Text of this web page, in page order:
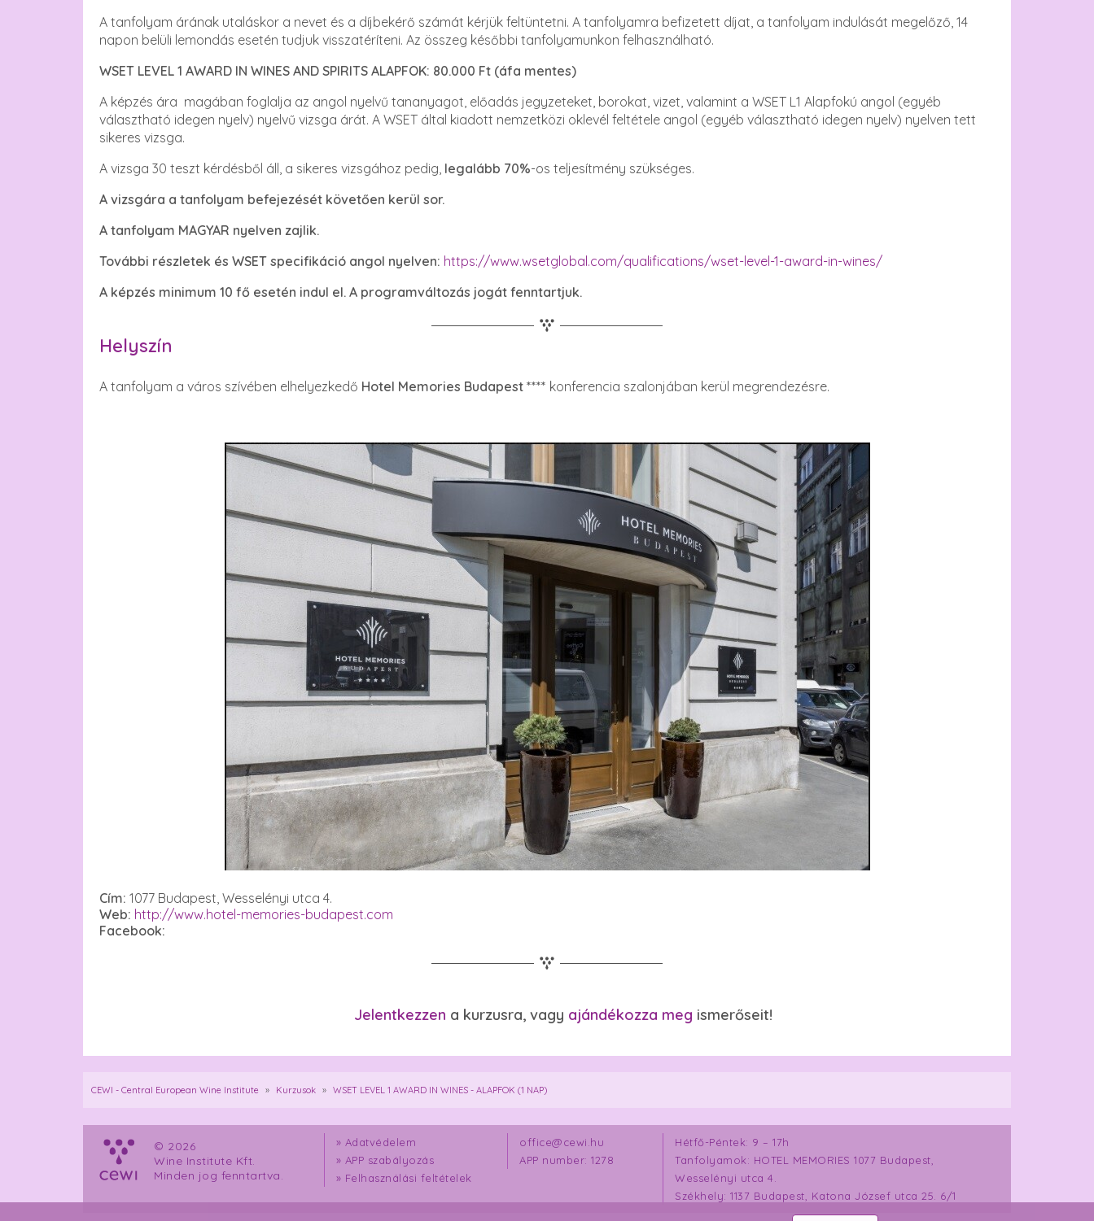
A tanfolyam árának utaláskor a nevet és a díjbekérő számát kérjük feltüntetni. A tanfolyamra befizetett díjat, a tanfolyam indulását megelőző, 14
napon belüli lemondás esetén tudjuk visszatéríteni. Az összeg későbbi tanfolyamunkon felhasználható.
WSET LEVEL 1 AWARD IN WINES AND SPIRITS ALAPFOK: 80.000 Ft (áfa mentes)
A képzés ára magában foglalja az angol nyelvű tananyagot, előadás jegyzeteket, borokat, vizet, valamint a WSET L1 Alapfokú angol (egyéb
választható idegen nyelv) nyelvű vizsga árát. A WSET által kiadott nemzetközi oklevél feltétele angol (egyéb választható idegen nyelv) nyelven tett
sikeres vizsga.
A vizsga 30 teszt kérdésből áll, a sikeres vizsgához pedig, legalább 70%-os teljesítmény szükséges.
A vizsgára a tanfolyam befejezését követően kerül sor.
A tanfolyam MAGYAR nyelven zajlik.
További részletek és WSET specifikáció angol nyelven: https://www.wsetglobal.com/qualifications/wset-level-1-award-in-wines/
A képzés minimum 10 fő esetén indul el. A programváltozás jogát fenntartjuk.
Helyszín
A tanfolyam a város szívében elhelyezkedő Hotel Memories Budapest **** konferencia szalonjában kerül megrendezésre.
Cím: 1077 Budapest, Wesselényi utca 4.
Web: http://www.hotel-memories-budapest.com
Facebook:
Jelentkezzen a kurzusra, vagy ajándékozza meg ismerőseit!
CEWI - Central European Wine Institute » Kurzusok » WSET LEVEL 1 AWARD IN WINES - ALAPFOK (1 NAP)
© 2026
Wine Institute Kft.
Minden jog fenntartva.
» Adatvédelem
» APP szabályozás
» Felhasználási feltételek
office@cewi.hu
APP number: 1278
Hétfő-Péntek: 9 – 17h
Tanfolyamok: HOTEL MEMORIES 1077 Budapest,
Wesselényi utca 4.
Székhely: 1137 Budapest, Katona József utca 25. 6/1